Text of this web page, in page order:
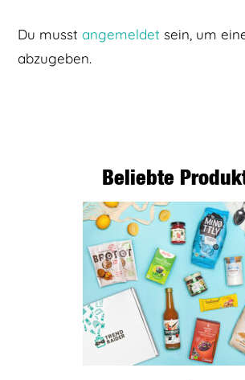
Du musstangemeldet sein, um
abzugeben.
Beliebte